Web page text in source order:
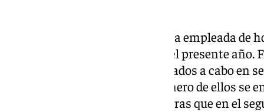
Así fue como descubrieron que la empleada de
varias ventas de joyas durante el presente
contratos de venta de joyas llevados a cabo en
compra-venta de oro. En el primero de ellos se
medalla de oro en relieve, mientras que en el